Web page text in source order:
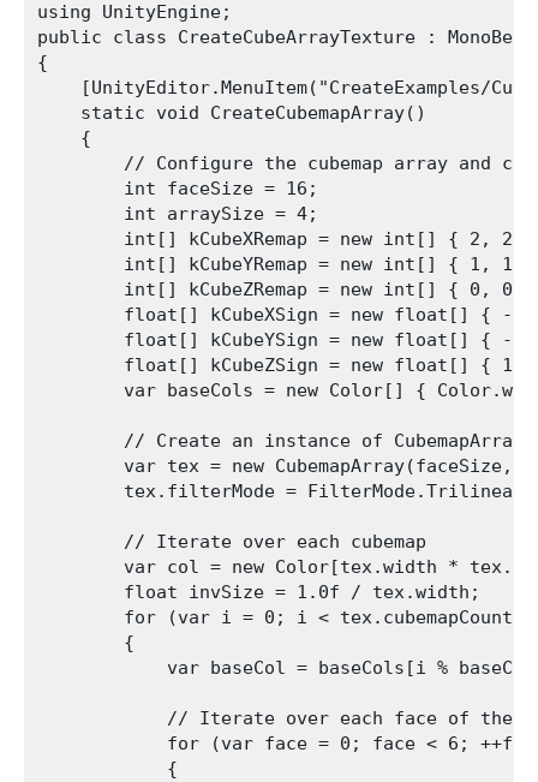
using UnityEngine;
public class CreateCubeArrayTexture :
{
[UnityEditor.MenuItem("CreateExamples/
    static void CreateCubemapArray()
    {
// Configure the cubemap array and
        int faceSize = 16;
        int arraySize = 4;
int[] kCubeXRemap = new int[] { 2, 2,
int[] kCubeYRemap = new int[] { 1, 1,
int[] kCubeZRemap = new int[] { 0, 0,
float[] kCubeXSign = new float[] { -
float[] kCubeYSign = new float[] { -
float[] kCubeZSign = new float[] {
var baseCols = new Color[] {
        // Create an instance of CubemapArray
var tex = new CubemapArray(faceSize,
        tex.filterMode = FilterMode.Trilinear;
        // Iterate over each cubemap
var col = new Color[tex.width *
        float invSize = 1.0f / tex.width;
for (var i = 0; i < tex.cubemapCount;
        {
var baseCol = baseCols[i %
// Iterate over each face of the
for (var face = 0; face < 6;
            {